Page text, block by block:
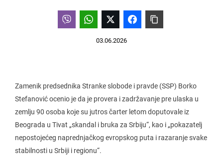
03.06.2026
Zamenik predsednika Stranke slobode i pravde (SSP) Borko
Stefanović ocenio je da je provera i zadržavanje pre ulaska u
zemlju 90 osoba koje su jutros čarter letom doputovale iz
Beograda u Tivat „skandal i bruka za Srbiju“, kao i „pokazatelj
nepostojećeg naprednjačkog evropskog puta i razaranje svake
stabilnosti u Srbiji i regionu“.